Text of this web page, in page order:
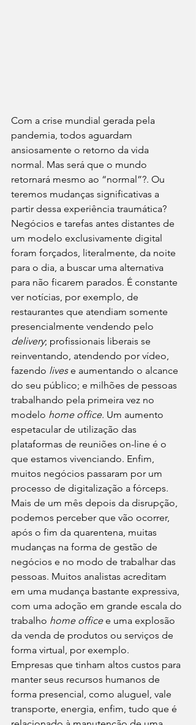
Com a crise mundial gerada pela
pandemia, todos aguardam
ansiosamente o retorno da vida
normal. Mas será que o mundo
retornará mesmo ao “normal”?. Ou
teremos mudanças significativas a
partir dessa experiência traumática?
Negócios e tarefas antes distantes de
um modelo exclusivamente digital
foram forçados, literalmente, da noite
para o dia, a buscar uma alternativa
para não ficarem parados. É constante
ver notícias, por exemplo, de
restaurantes que atendiam somente
presencialmente vendendo pelo
delivery; profissionais liberais se
reinventando, atendendo por vídeo,
fazendo lives e aumentando o alcance
do seu público; e milhões de pessoas
trabalhando pela primeira vez no
modelo home office. Um aumento
espetacular de utilização das
plataformas de reuniões on-line é o
que estamos vivenciando. Enfim,
muitos negócios passaram por um
processo de digitalização a fórceps.
Mais de um mês depois da disrupção,
podemos perceber que vão ocorrer,
após o fim da quarentena, muitas
mudanças na forma de gestão de
negócios e no modo de trabalhar das
pessoas. Muitos analistas acreditam
em uma mudança bastante expressiva,
com uma adoção em grande escala do
trabalho home office e uma explosão
da venda de produtos ou serviços de
forma virtual, por exemplo.
Empresas que tinham altos custos para
manter seus recursos humanos de
forma presencial, como aluguel, vale
transporte, energia, enfim, tudo que é